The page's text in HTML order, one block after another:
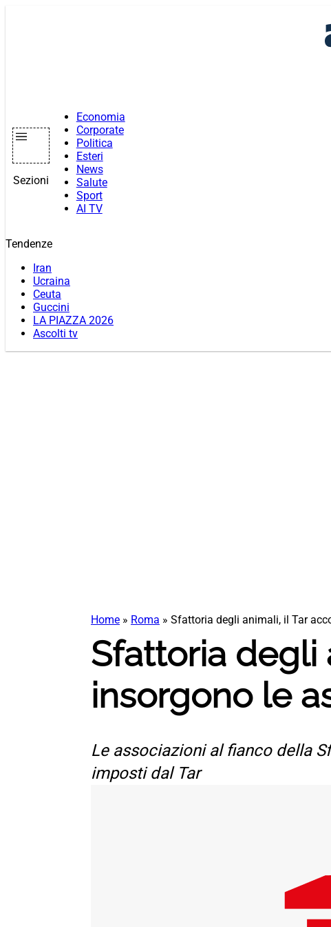
Sezioni
Economia
Corporate
Politica
Esteri
News
Salute
Sport
AI TV
Tendenze
Iran
Ucraina
Ceuta
Guccini
LA PIAZZA 2026
Ascolti tv
Home » Roma » Sfattoria degli animali, il Tar
Sfattoria degli
insorgono le
Le associazioni al fianco della
imposti dal Tar